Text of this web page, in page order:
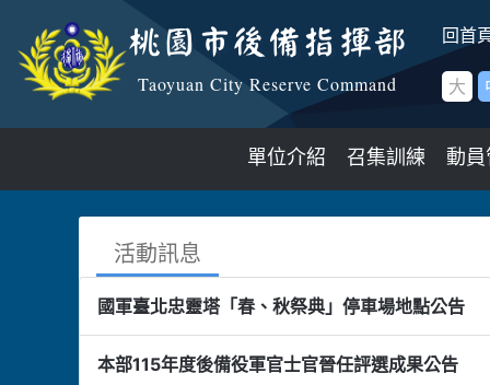
跳到主要內容區塊桃園市後備指揮部
Taoyuan City Reserve Command
:::
回首
大
單位介紹 召集訓練 動
活動訊息
國軍臺北忠靈塔「春、秋祭典」停車場地點公告
本部115年度後備役軍官士官晉任評選成果公告